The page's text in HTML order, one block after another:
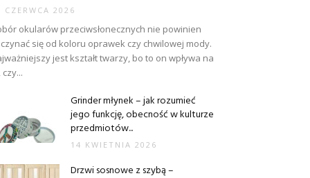
CZERWCA 2026
okularów przeciwsłonecznych nie powinien
się od koloru oprawek czy chwilowej mody.
jest kształt twarzy, bo to on wpływa na
czy...
Grinder młynek – jak rozumieć
jego funkcję, obecność w kulturze
przedmiotów...
14 KWIETNIA 2026
Drzwi sosnowe z szybą –